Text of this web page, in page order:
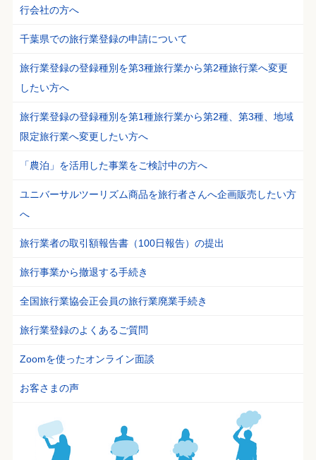
行会社の方へ
千葉県での旅行業登録の申請について
旅行業登録の登録種別を第3種旅行業から第2種旅行業へ変更
したい方へ
旅行業登録の登録種別を第1種旅行業から第2種、第3種、地域
限定旅行業へ変更したい方へ
「農泊」を活用した事業をご検討中の方へ
ユニバーサルツーリズム商品を旅行者さんへ企画販売したい方
へ
旅行業者の取引額報告書（100日報告）の提出
旅行事業から撤退する手続き
全国旅行業協会正会員の旅行業廃業手続き
旅行業登録のよくあるご質問
Zoomを使ったオンライン面談
お客さまの声